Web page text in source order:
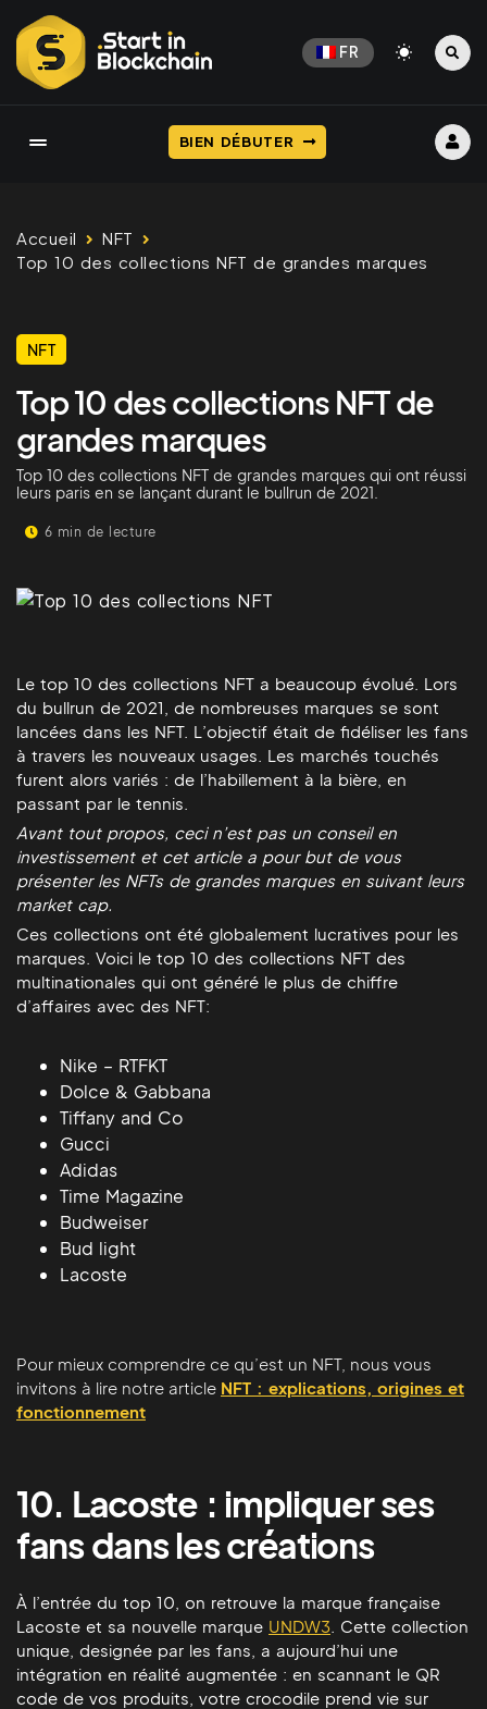
FR
BIEN DÉBUTER
Accueil
NFT
Top 10 des collections NFT de grandes marques
NFT
Top 10 des collections NFT de
grandes marques
Top 10 des collections NFT de grandes marques qui ont réussi
leurs paris en se lançant durant le bullrun de 2021.
6 min de lecture
Le top 10 des collections NFT a beaucoup évolué. Lors
du bullrun de 2021, de nombreuses marques se sont
lancées dans les NFT. L’objectif était de fidéliser les fans
à travers les nouveaux usages. Les marchés touchés
furent alors variés : de l’habillement à la bière, en
passant par le tennis.
Avant tout propos, ceci n’est pas un conseil en
investissement et cet article a pour but de vous
présenter les NFTs de grandes marques en suivant leurs
market cap.
Ces collections ont été globalement lucratives pour les
marques. Voici le top 10 des collections NFT des
multinationales qui ont généré le plus de chiffre
d’affaires avec des NFT:
Nike – RTFKT
Dolce & Gabbana
Tiffany and Co
Gucci
Adidas
Time Magazine
Budweiser
Bud light
Lacoste
Pour mieux comprendre ce qu’est un NFT, nous vous
invitons à lire notre article NFT : explications, origines et
fonctionnement
10. Lacoste : impliquer ses
fans dans les créations
À l’entrée du top 10, on retrouve la marque française
Lacoste et sa nouvelle marque UNDW3 . Cette collection
unique, designée par les fans, a aujourd’hui une
intégration en réalité augmentée : en scannant le QR
code de vos produits, votre crocodile prend vie sur